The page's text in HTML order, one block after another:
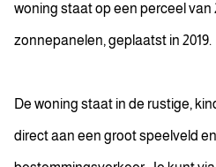
woning staat op een perceel van
zonnepanelen, geplaatst in 2019.
De woning staat in de rustige,
direct aan een groot speelveld